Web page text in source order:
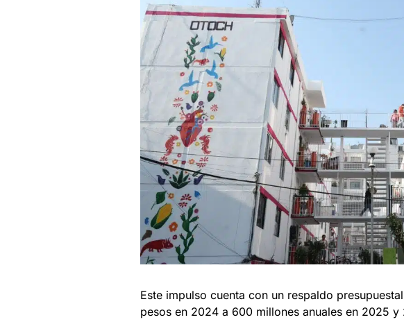
Este impulso cuenta con un respaldo
pesos en 2024 a 600 millones anuales en 2025